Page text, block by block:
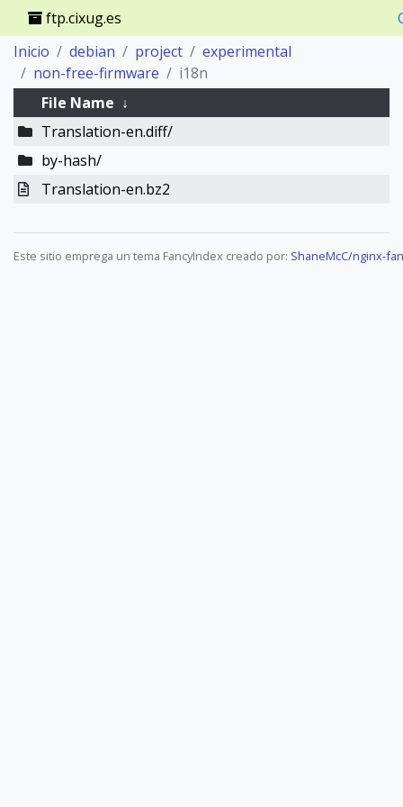
ftp.cixug.es
Inicio
debian project
experimental
non-free-firmware
i18n
File Name ↓
Translation-en.diff/
by-hash/
Translation-en.bz2
Este sitio emprega un tema FancyIndex creado por: ShaneMcC/nginx-